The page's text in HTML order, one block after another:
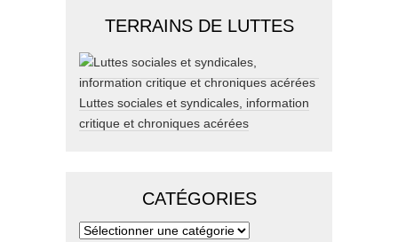
TERRAINS DE LUTTES
Luttes sociales et syndicales, information
critique et chroniques acérées
CATÉGORIES